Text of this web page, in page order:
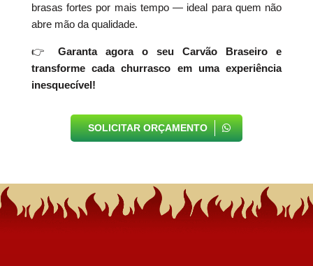
brasas fortes por mais tempo — ideal para quem não
abre mão da qualidade.
👉
Garanta agora o seu Carvão Braseiro e
transforme cada churrasco em uma experiência
inesquecível!
SOLICITAR ORÇAMENTO